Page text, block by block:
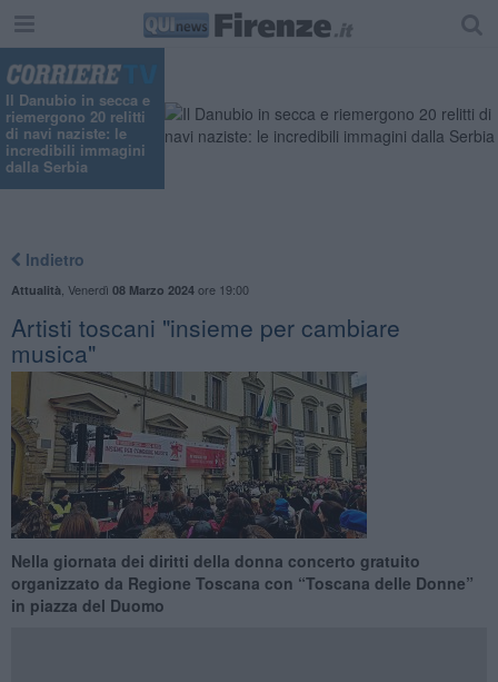
Il Danubio in secca e
riemergono 20 relitti
di navi naziste: le
incredibili immagini
dalla Serbia
Indietro
Attualità Venerdì 08 Marzo 2024ore 19:00
Artisti toscani "insieme per cambiare
musica"
Nella giornata dei diritti della donna concerto gratuito
organizzato da Regione Toscana con “Toscana delle Donne”
in piazza del Duomo